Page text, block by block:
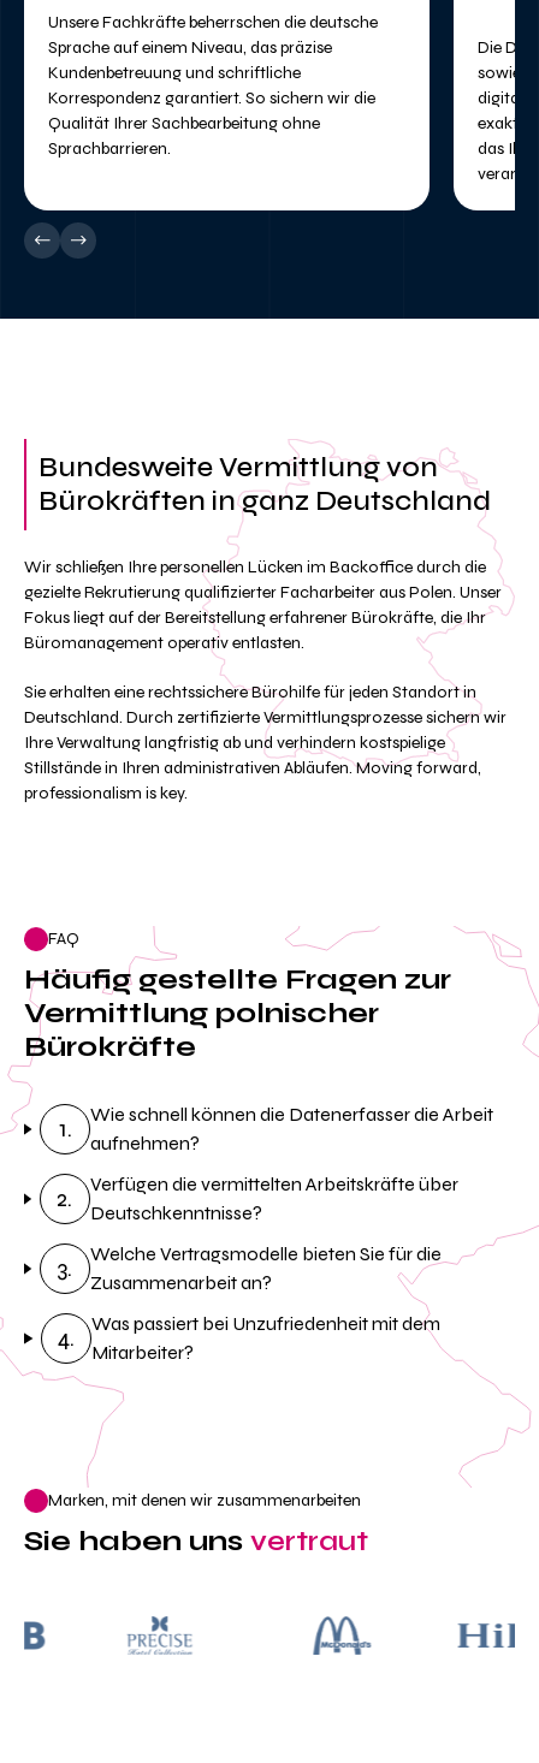
Unsere Fachkräfte beherrschen die deutsche
Sprache auf einem Niveau, das präzise
Kundenbetreuung und schriftliche
Korrespondenz garantiert. So sichern wir die
Qualität Ihrer Sachbearbeitung ohne
Sprachbarrieren.
Die
sowie
das
Bundesweite Vermittlung von
Bürokräften in ganz Deutschland
Wir schließen Ihre personellen Lücken im Backoffice durch die
gezielte Rekrutierung qualifizierter Facharbeiter aus Polen. Unser
Fokus liegt auf der Bereitstellung erfahrener Bürokräfte, die Ihr
Büromanagement operativ entlasten.
Sie erhalten eine rechtssichere Bürohilfe für jeden Standort in
Deutschland. Durch zertifizierte Vermittlungsprozesse sichern wir
Ihre Verwaltung langfristig ab und verhindern kostspielige
Stillstände in Ihren administrativen Abläufen. Moving forward,
professionalism is key.
FAQ
Häufig gestellte Fragen zur
Vermittlung polnischer
Bürokräfte
1.
Wie schnell können die Datenerfasser die Arbeit
aufnehmen?
2.
Verfügen die vermittelten Arbeitskräfte über
Deutschkenntnisse?
3.
Welche Vertragsmodelle bieten Sie für die
Zusammenarbeit an?
4.
Was passiert bei Unzufriedenheit mit dem
Mitarbeiter?
Marken, mit denen wir zusammenarbeiten
Sie haben uns vertraut